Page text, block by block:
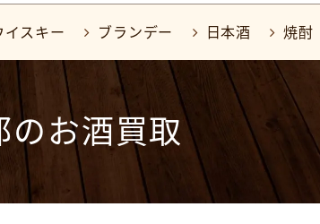
イスキー ブランデー 日本酒 焼酎
のお酒買取